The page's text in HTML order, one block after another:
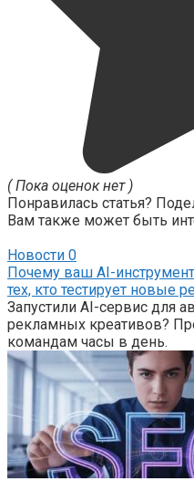
( Пока оценок нет )
Понравилась статья?
Вам также может быть
Новости 0
Почему ваш AI-
тех, кто тестирует
Запустили AI-сервис для
рекламных креативов?
командам часы в день.